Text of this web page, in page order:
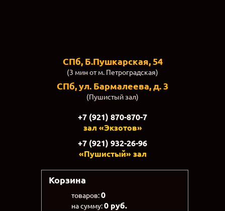
СПб, Б.Пушкарская, 54
(3 мин от м. Петроградская)
СПб, ул. Бармалеева, д. 3
(Пушистый зал)
+7 (921) 870-870-7
зал «Экзотов»
+7 (921) 932-26-96
«Пушистый» зал
Корзина
товаров:0
на сумму:0 руб.